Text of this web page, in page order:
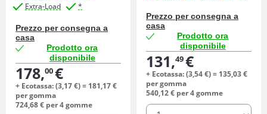
Extra-Load
*
Prezzo per consegna a
casa
Prodotto ora
disponibile
178,00€
+ Ecotassa: (3,17€) = 181,17€
per gomma
724,68€ per 4 gomme
Prezzo per consegna a
casa
Prodotto ora
disponibile
131,49€
+ Ecotassa: (3,54€) = 135,03€
per gomma
540,12€ per 4 gomme
quantità